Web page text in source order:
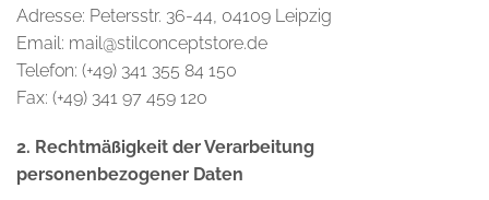
Adresse: Petersstr. 36-44, 04109 Leipzig
Email: mail@stilconceptstore.de
Telefon: (+49) 341 355 84 150
Fax: (+49) 341 97 459 120
2. Rechtmäßigkeit der Verarbeitung
personenbezogener Daten